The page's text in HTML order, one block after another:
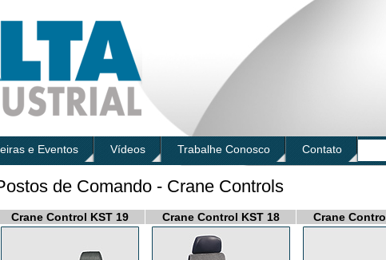
e Eventos Vídeos Trabalhe Conosco Contato
de Comando - Crane Controls
Crane Control KST 19 Crane Control KST 18 Crane